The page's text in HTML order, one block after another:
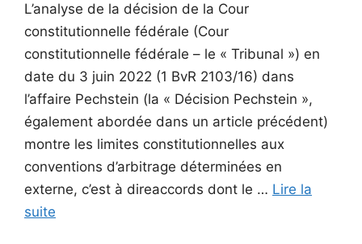
L’analyse de la décision de la Cour
constitutionnelle fédérale (Cour
constitutionnelle fédérale – le « Tribunal ») en
date du 3 juin 2022 (1 BvR 2103/16) dans
l’affaire Pechstein (la « Décision Pechstein »,
également abordée dans un article précédent)
montre les limites constitutionnelles aux
conventions d’arbitrage déterminées en
externe, c’est à direaccords dont le … Lire la
suite